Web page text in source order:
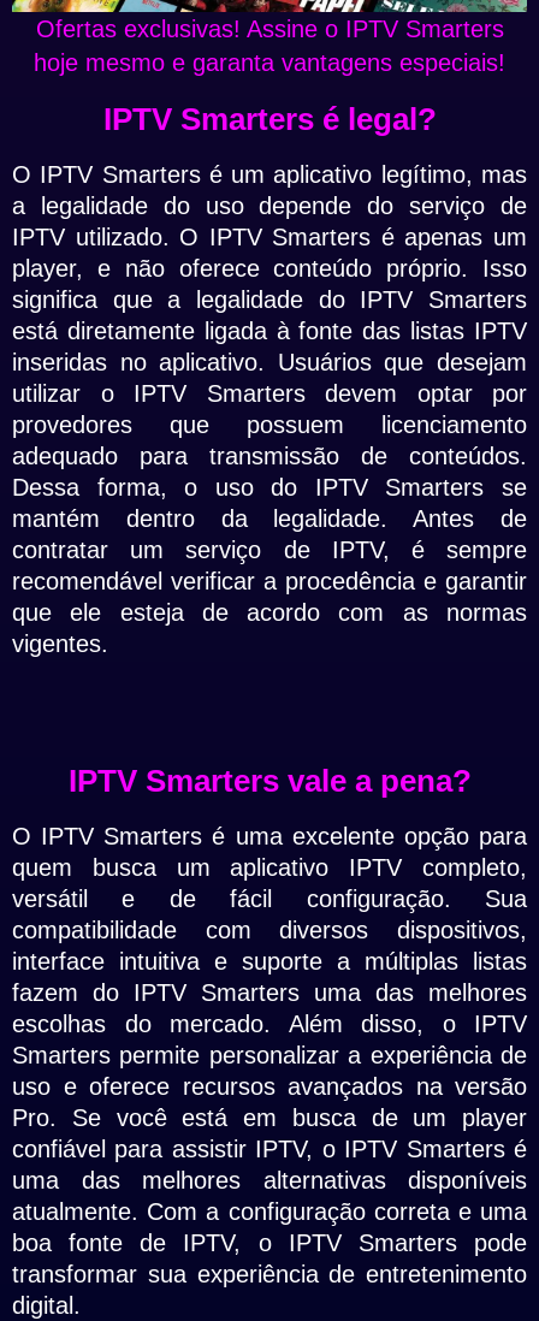
Ofertas exclusivas! Assine o IPTV Smarters
hoje mesmo e garanta vantagens especiais!
IPTV Smarters é legal?
O IPTV Smarters é um aplicativo legítimo, mas
a legalidade do uso depende do serviço de
IPTV utilizado. O IPTV Smarters é apenas um
player, e não oferece conteúdo próprio. Isso
significa que a legalidade do IPTV Smarters
está diretamente ligada à fonte das listas IPTV
inseridas no aplicativo. Usuários que desejam
utilizar o IPTV Smarters devem optar por
provedores que possuem licenciamento
adequado para transmissão de conteúdos.
Dessa forma, o uso do IPTV Smarters se
mantém dentro da legalidade. Antes de
contratar um serviço de IPTV, é sempre
recomendável verificar a procedência e garantir
que ele esteja de acordo com as normas
vigentes.
IPTV Smarters vale a pena?
O IPTV Smarters é uma excelente opção para
quem busca um aplicativo IPTV completo,
versátil e de fácil configuração. Sua
compatibilidade com diversos dispositivos,
interface intuitiva e suporte a múltiplas listas
fazem do IPTV Smarters uma das melhores
escolhas do mercado. Além disso, o IPTV
Smarters permite personalizar a experiência de
uso e oferece recursos avançados na versão
Pro. Se você está em busca de um player
confiável para assistir IPTV, o IPTV Smarters é
uma das melhores alternativas disponíveis
atualmente. Com a configuração correta e uma
boa fonte de IPTV, o IPTV Smarters pode
transformar sua experiência de entretenimento
digital.